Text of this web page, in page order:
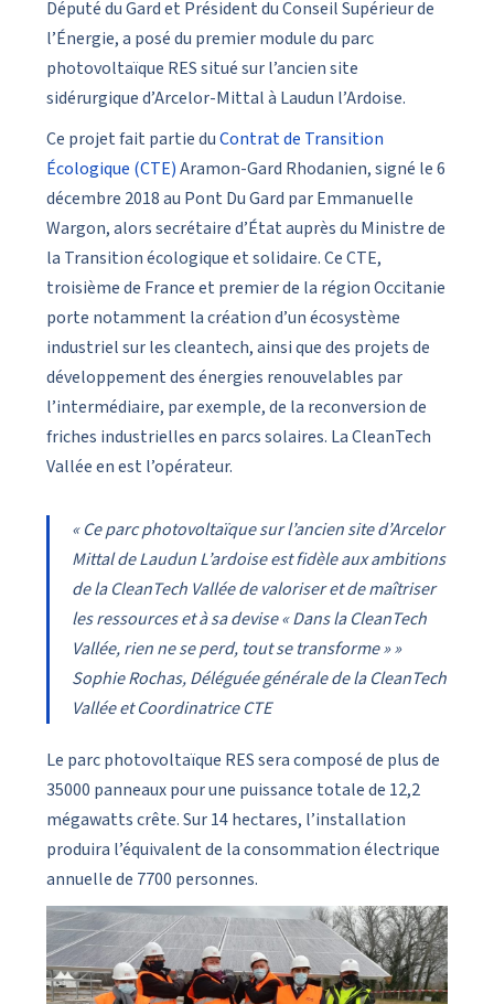
Député du Gard et Président du Conseil Supérieur de
l’Énergie, a posé du premier module du parc
photovoltaïque RES situé sur l’ancien site
sidérurgique d’Arcelor-Mittal à Laudun l’Ardoise.
Ce projet fait partie duContrat de Transition
Écologique (CTE)Aramon-Gard Rhodanien, signé le 6
décembre 2018 au Pont Du Gard par Emmanuelle
Wargon, alors secrétaire d’État auprès du Ministre de
la Transition écologique et solidaire. Ce CTE,
troisième de France et premier de la région Occitanie
porte notamment la création d’un écosystème
industriel sur les cleantech, ainsi que des projets de
développement des énergies renouvelables par
l’intermédiaire, par exemple, de la reconversion de
friches industrielles en parcs solaires. La CleanTech
Vallée en est l’opérateur.
« Ce parc photovoltaïque sur l’ancien site d’Arcelor
Mittal de Laudun L’ardoise est fidèle aux ambitions
de la CleanTech Vallée de valoriser et de maîtriser
les ressources et à sa devise « Dans la CleanTech
Vallée, rien ne se perd, tout se transforme » »
Sophie Rochas, Déléguée générale de la CleanTech
Vallée et Coordinatrice CTE
Le parc photovoltaïque RES sera composé de plus de
35000 panneaux pour une puissance totale de 12,2
mégawatts crête. Sur 14 hectares, l’installation
produira l’équivalent de la consommation électrique
annuelle de 7700 personnes.